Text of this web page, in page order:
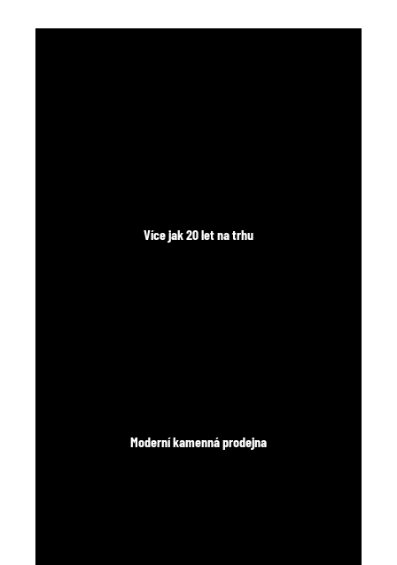
Více jak 20 let na trhu
Moderní kamenná prodejna